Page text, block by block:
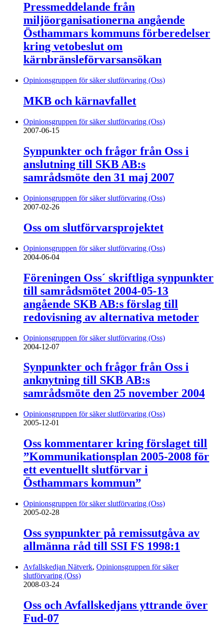
Pressmeddelande från
miljöorganisationerna angående
Östhammars kommuns förberedelser
kring vetobeslut om
kärnbränsleförvarsansökan
Opinionsgruppen för säker slutförvaring (Oss)
MKB och kärnavfallet
Opinionsgruppen för säker slutförvaring (Oss)
2007-06-15
Synpunkter och frågor från Oss i
anslutning till SKB AB:s
samrådsmöte den 31 maj 2007
Opinionsgruppen för säker slutförvaring (Oss)
2007-02-26
Oss om slutförvarsprojektet
Opinionsgruppen för säker slutförvaring (Oss)
2004-06-04
Föreningen Oss´ skriftliga synpunkter
till samrådsmötet 2004-05-13
angående SKB AB:s förslag till
redovisning av alternativa metoder
Opinionsgruppen för säker slutförvaring (Oss)
2004-12-07
Synpunkter och frågor från Oss i
anknytning till SKB AB:s
samrådsmöte den 25 november 2004
Opinionsgruppen för säker slutförvaring (Oss)
2005-12-01
Oss kommentarer kring förslaget till
”Kommunikationsplan 2005-2008 för
ett eventuellt slutförvar i
Östhammars kommun”
Opinionsgruppen för säker slutförvaring (Oss)
2005-02-28
Oss synpunkter på remissutgåva av
allmänna råd till SSI FS 1998:1
Avfallskedjan Nätverk, Opinionsgruppen för säker
slutförvaring (Oss)
2008-03-24
Oss och Avfallskedjans yttrande över
Fud-07